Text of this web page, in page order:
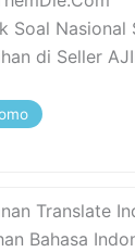
Soal Nasional
di Seller
Translate
Bahasa